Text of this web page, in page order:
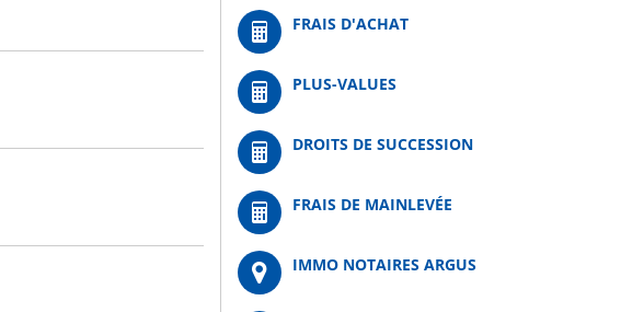
FRAIS D'ACHAT
PLUS-VALUES
DROITS DE SUCCESSION
FRAIS DE MAINLEVÉE
IMMO NOTAIRES ARGUS